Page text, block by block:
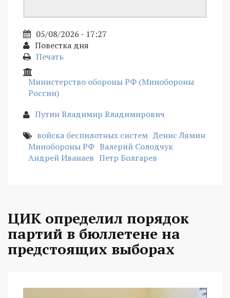
05/08/2026 - 17:27
Повестка дня
Печать
Министерство обороны РФ (Минобороны
России)
Путин Владимир Владимирович
войска беспилотных систем Денис Лямин
Минобороны РФ Валерий Солодчук
Андрей Иванаев Петр Болгарев
ЦИК определил порядок
партий в бюллетене на
предстоящих выборах